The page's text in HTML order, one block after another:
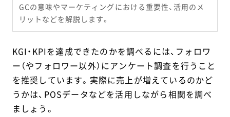
GCの意味やマーケティングにおける重要性、活用のメ
リットなどを解説します。
KGI・KPIを達成できたのかを調べるには、フォロワ
ー（やフォロワー以外）にアンケート調査を行うこと
を推奨しています。実際に売上が増えているのかど
うかは、POSデータなどを活用しながら相関を調べ
ましょう。